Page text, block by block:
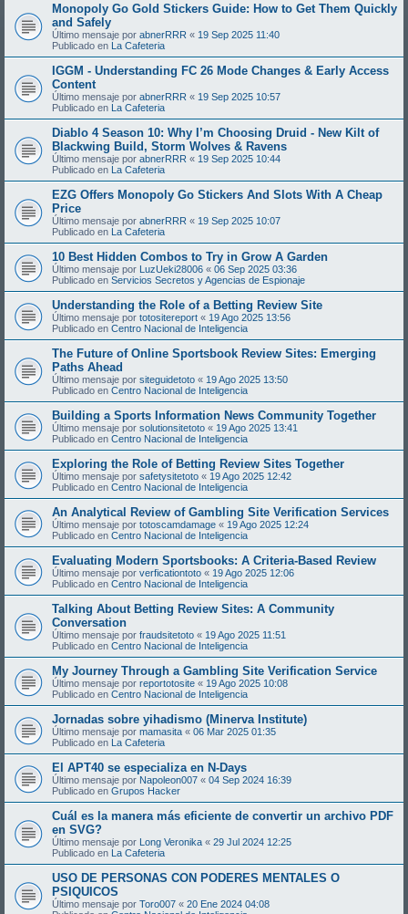
Monopoly Go Gold Stickers Guide: How to Get Them Quickly
and Safely
Último mensaje por abnerRRR « 19 Sep 2025 11:40
Publicado en La Cafeteria
IGGM - Understanding FC 26 Mode Changes & Early Access
Content
Último mensaje por abnerRRR « 19 Sep 2025 10:57
Publicado en La Cafeteria
Diablo 4 Season 10: Why I’m Choosing Druid - New Kilt of
Blackwing Build, Storm Wolves & Ravens
Último mensaje por abnerRRR « 19 Sep 2025 10:44
Publicado en La Cafeteria
EZG Offers Monopoly Go Stickers And Slots With A Cheap
Price
Último mensaje por abnerRRR « 19 Sep 2025 10:07
Publicado en La Cafeteria
10 Best Hidden Combos to Try in Grow A Garden
Último mensaje por LuzUeki28006 « 06 Sep 2025 03:36
Publicado en Servicios Secretos y Agencias de Espionaje
Understanding the Role of a Betting Review Site
Último mensaje por totositereport « 19 Ago 2025 13:56
Publicado en Centro Nacional de Inteligencia
The Future of Online Sportsbook Review Sites: Emerging
Paths Ahead
Último mensaje por siteguidetoto « 19 Ago 2025 13:50
Publicado en Centro Nacional de Inteligencia
Building a Sports Information News Community Together
Último mensaje por solutionsitetoto « 19 Ago 2025 13:41
Publicado en Centro Nacional de Inteligencia
Exploring the Role of Betting Review Sites Together
Último mensaje por safetysitetoto « 19 Ago 2025 12:42
Publicado en Centro Nacional de Inteligencia
An Analytical Review of Gambling Site Verification Services
Último mensaje por totoscamdamage « 19 Ago 2025 12:24
Publicado en Centro Nacional de Inteligencia
Evaluating Modern Sportsbooks: A Criteria-Based Review
Último mensaje por verficationtoto « 19 Ago 2025 12:06
Publicado en Centro Nacional de Inteligencia
Talking About Betting Review Sites: A Community
Conversation
Último mensaje por fraudsitetoto « 19 Ago 2025 11:51
Publicado en Centro Nacional de Inteligencia
My Journey Through a Gambling Site Verification Service
Último mensaje por reportotosite « 19 Ago 2025 10:08
Publicado en Centro Nacional de Inteligencia
Jornadas sobre yihadismo (Minerva Institute)
Último mensaje por mamasita « 06 Mar 2025 01:35
Publicado en La Cafeteria
El APT40 se especializa en N-Days
Último mensaje por Napoleon007 « 04 Sep 2024 16:39
Publicado en Grupos Hacker
Cuál es la manera más eficiente de convertir un archivo PDF
en SVG?
Último mensaje por Long Veronika « 29 Jul 2024 12:25
Publicado en La Cafeteria
USO DE PERSONAS CON PODERES MENTALES O
PSIQUICOS
Último mensaje por Toro007 « 20 Ene 2024 04:08